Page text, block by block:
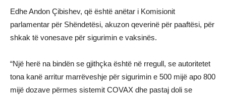
Edhe Andon Çibishev, që është anëtar i Komisionit
parlamentar për Shëndetësi, akuzon qeverinë për paaftësi, për
shkak të vonesave për sigurimin e vaksinës.
“Një herë na bindën se gjithçka është në rregull, se autoritetet
tona kanë arritur marrëveshje për sigurimin e 500 mijë apo 800
mijë dozave përmes sistemit COVAX dhe pastaj doli se